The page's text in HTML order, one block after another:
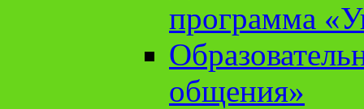
программа
общения»